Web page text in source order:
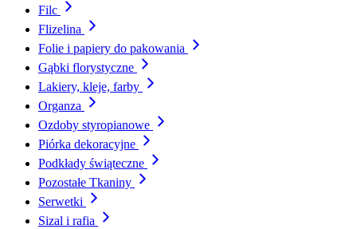
Filc
Flizelina
Folie i papiery do pakowania
Gąbki florystyczne
Lakiery, kleje, farby
Organza
Ozdoby styropianowe
Piórka dekoracyjne
Podkłady świąteczne
Pozostałe Tkaniny
Serwetki
Sizal i rafia